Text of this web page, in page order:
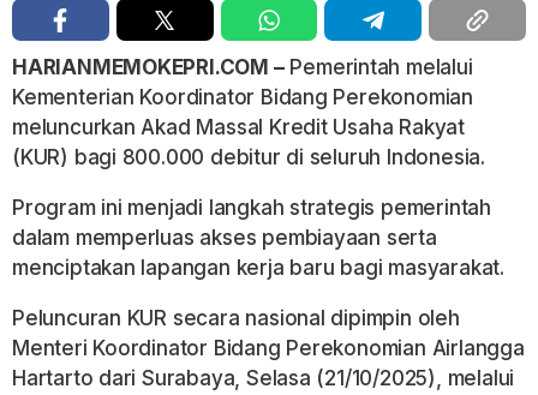
HARIANMEMOKEPRI.COM –Pemerintah melalui
Kementerian Koordinator Bidang Perekonomian
meluncurkan Akad Massal Kredit Usaha Rakyat
(KUR) bagi 800.000 debitur di seluruh Indonesia.
Program ini menjadi langkah strategis pemerintah
dalam memperluas akses pembiayaan serta
menciptakan lapangan kerja baru bagi masyarakat.
Peluncuran KUR secara nasional dipimpin oleh
Menteri Koordinator Bidang Perekonomian Airlangga
Hartarto dari Surabaya, Selasa (21/10/2025), melalui